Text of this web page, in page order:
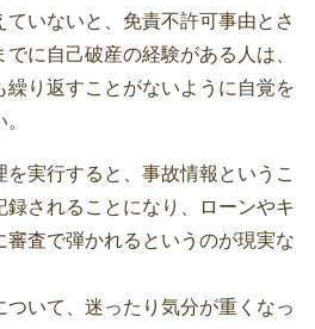
いないと、免責不許可事由とさ
に自己破産の経験がある人は、
り返すことがないように自覚を
実行すると、事故情報というこ
録されることになり、ローンやキ
審査で弾かれるというのが現実な
いて、迷ったり気分が重くなっ